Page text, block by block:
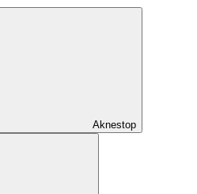
Aknestop